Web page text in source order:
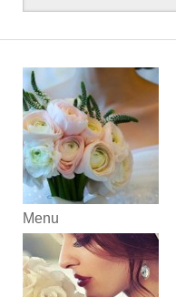
Menu